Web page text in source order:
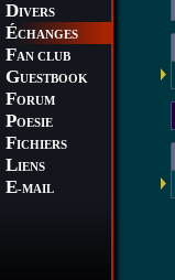
DIVERS
ÉCHANGES
FAN CLUB
GUESTBOOK
FORUM
POESIE
FICHIERS
LIENS
E-MAIL